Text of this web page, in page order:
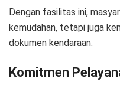
Dengan fasilitas ini,
kemudahan, tetapi juga
dokumen kendaraan.
Komitmen